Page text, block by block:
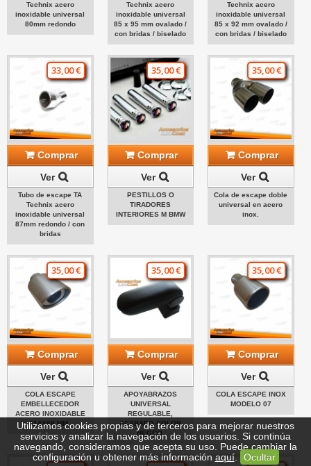
Technix acero
inoxidable universal
80mm redondo
Technix acero
inoxidable universal
85 x 95 mm ovalado /
con bridas / biselado
Technix acero
inoxidable universal
85 x 92 mm ovalado /
con bridas / biselado
33,00 €
Comprar
Ver
Tubo de escape TA
Technix acero
inoxidable universal
87mm redondo / con
bridas
35,00 €
Comprar
Ver
PESTILLOS O
TIRADORES
INTERIORES M BMW
35,00 €
Comprar
Ver
Cola de escape doble
universal en acero
inox.
35,00 €
Comprar
Ver
COLA ESCAPE
EMBELLECEDOR
ACERO INOXIDABLE
114X88 MM.
35,00 €
Comprar
Ver
APOYABRAZOS
UNIVERSAL
REGULABLE,
ACABADO COLOR
NEGRO.
35,00 €
Comprar
Ver
COLA ESCAPE INOX
MODELO 07
Utilizamos cookies propias y de terceros para mejorar nuestros
servicios y analizar la navegación de los usuarios. Si continúa
navegando, consideramos que acepta su uso. Puede cambiar la
configuración u obtener más información aquí. Ocultar